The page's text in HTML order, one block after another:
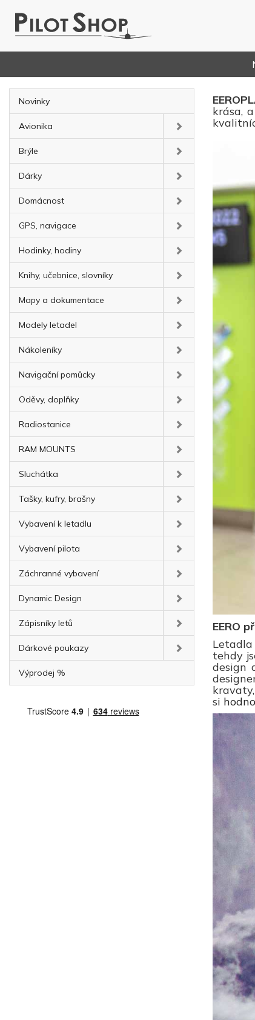
Novinky
Avionika
Brýle
Dárky
Domácnost
GPS, navigace
Hodinky, hodiny
Knihy, učebnice, slovníky
Mapy a dokumentace
Modely letadel
Nákoleníky
Navigační pomůcky
Oděvy, doplňky
Radiostanice
RAM MOUNTS
Sluchátka
Tašky, kufry, brašny
Vybavení k letadlu
Vybavení pilota
Záchranné vybavení
Dynamic Design
Zápisníky letů
Dárkové poukazy
Výprodej %
krása,
EERO
tehdy
design
si